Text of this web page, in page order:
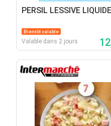
PERSIL LESSIVE LIQUIDE
Bientôt valable
Valable dans 2 jours